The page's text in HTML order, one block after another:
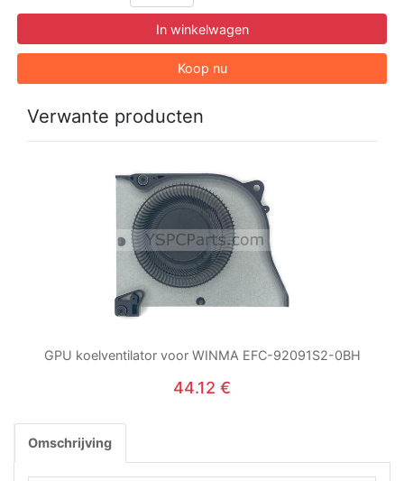
In winkelwagen
Koop nu
Verwante producten
GPU koelventilator voor WINMA EFC-92091S2-0BH
44.12 €
Omschrijving